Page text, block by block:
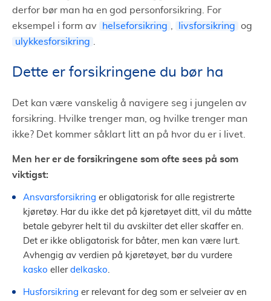
derfor bør man ha en god personforsikring. For
eksempel i form av
helseforsikring livsforsikring
og
ulykkesforsikring
Dette er forsikringene du bør ha
Det kan være vanskelig å navigere seg i jungelen av
forsikring. Hvilke trenger man, og hvilke trenger man
ikke? Det kommer såklart litt an på hvor du er i livet.
Men her er de forsikringene som ofte sees på som
viktigst:
Ansvarsforsikring er obligatorisk for alle registrerte
kjøretøy. Har du ikke det på kjøretøyet ditt, vil du måtte
betale gebyrer helt til du avskilter det eller skaffer en.
Det er ikke obligatorisk for båter, men kan være lurt.
Avhengig av verdien på kjøretøyet, bør du vurdere
kasko eller delkasko
Husforsikring er relevant for deg som er selveier av en